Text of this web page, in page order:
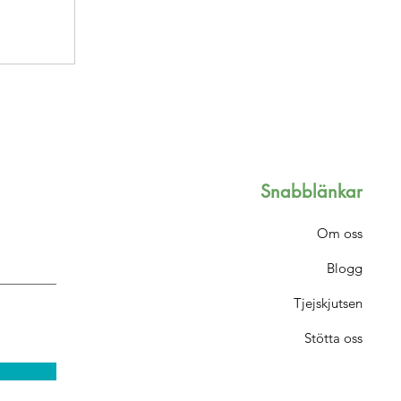
Snabblänkar
Om oss
Blogg
Tjejskjutsen
Stötta oss